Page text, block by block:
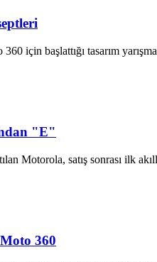
için başlattığı tasarım
"E"
Motorola, satış sonrası ilk
360